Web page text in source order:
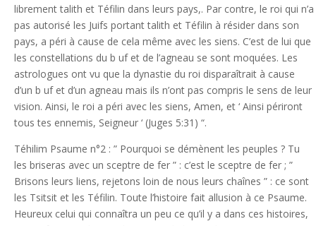
librement talith et Téfilin dans leurs pays,. Par contre, le roi qui n’a
pas autorisé les Juifs portant talith et Téfilin à résider dans son
pays, a péri à cause de cela même avec les siens. C’est de lui que
les constellations du b uf et de l’agneau se sont moquées. Les
astrologues ont vu que la dynastie du roi disparaîtrait à cause
d’un b uf et d’un agneau mais ils n’ont pas compris le sens de leur
vision. Ainsi, le roi a péri avec les siens, Amen, et ‘ Ainsi périront
tous tes ennemis, Seigneur ‘ (Juges 5:31) “.
Téhilim Psaume n°2 : ” Pourquoi se démènent les peuples ? Tu
les briseras avec un sceptre de fer ” : c’est le sceptre de fer ; ”
Brisons leurs liens, rejetons loin de nous leurs chaînes ” : ce sont
les Tsitsit et les Téfilin. Toute l’histoire fait allusion à ce Psaume.
Heureux celui qui connaîtra un peu ce qu’il y a dans ces histoires,